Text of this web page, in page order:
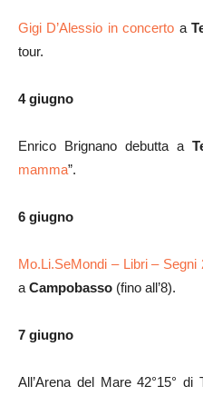
Gigi D’Alessio in concerto a
tour.
4 giugno
Enrico Brignano debutta a
mamma”.
6 giugno
Mo.Li.SeMondi – Libri – Segni
a Campobasso (fino all’8).
7 giugno
All’Arena del Mare 42°15° di